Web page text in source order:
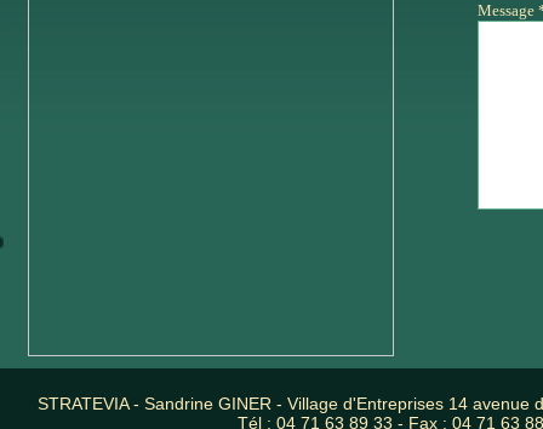
Message
STRATEVIA - Sandrine GINER - Village d'Entreprises 14 avenue
Tél : 04 71 63 89 33 - Fax : 04 71 63